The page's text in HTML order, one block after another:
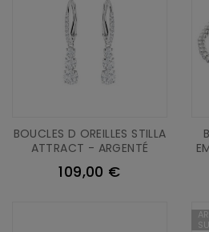
BOUCLES D OREILLES STILLA
ATTRACT - ARGENTÉ
109,00 €